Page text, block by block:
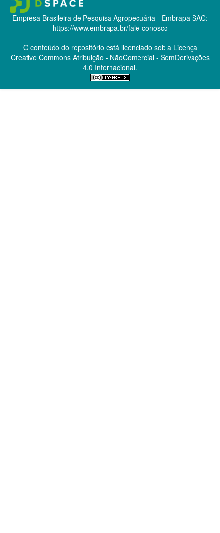
Empresa Brasileira de Pesquisa Agropecuária - Embrapa SAC:
https://www.embrapa.br/fale-conosco
O conteúdo do repositório está licenciado sob a Licença
Creative CommonsAtribuição - NãoComercial - SemDerivações
4.0 Internacional.